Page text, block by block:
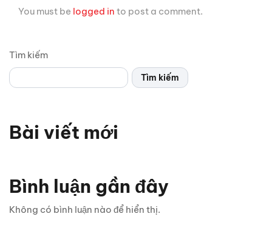
Tìm kiếm
Tìm kiếm
Bài viết mới
Bình luận gần đây
Không có bình luận nào để hiển thị.
You must be logged in to post a comment.